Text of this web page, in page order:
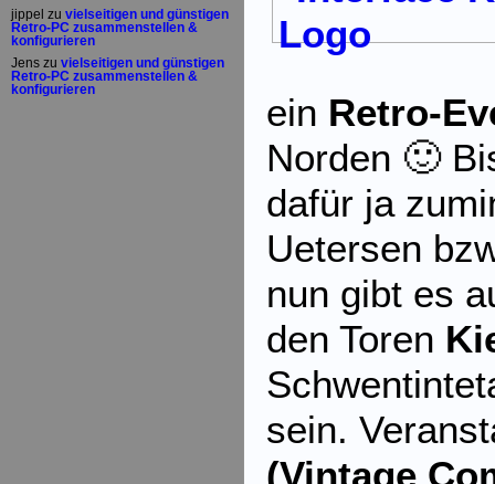
jippel zu vielseitigen und günstigen
Retro-PC zusammenstellen &
konfigurieren
Jens zu vielseitigen und günstigen
Retro-PC zusammenstellen &
konfigurieren
ein Retro-
Norden 🙂
dafür ja
Uetersen
nun gibt es
den Toren
sein.
(Vintage